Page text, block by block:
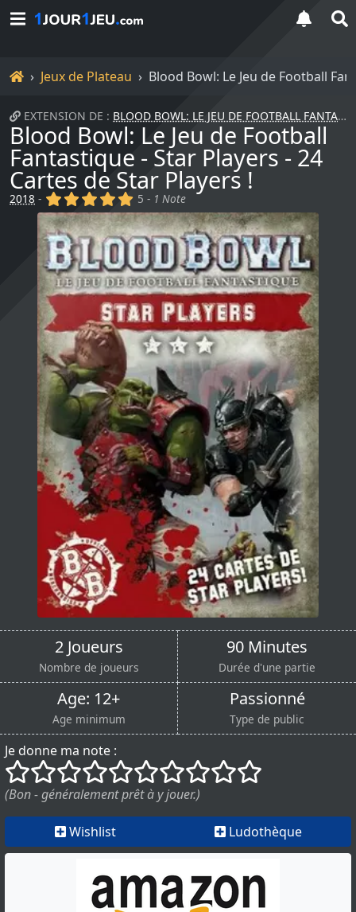
Accueil
Jeux de Plateau Blood Bowl: Le Jeu de Football
EXTENSION DE : BLOOD BOWL: LE JEU DE FOOTBALL FANTASTIQUE
Blood Bowl: Le Jeu de Football
Fantastique - Star Players - 24
Cartes de Star Players !
2018 - (x) (x) (x) (x) (x)
5 - 1 Note
2 Joueurs
Nombre de joueurs
90 Minutes
Durée d'une partie
Age: 12+
Age minimum
Passionné
Type de public
Je donne ma note :
()
() () () () () () () ()
()
(Bon - généralement prêt à y jouer.)
Wishlist Ludothèque